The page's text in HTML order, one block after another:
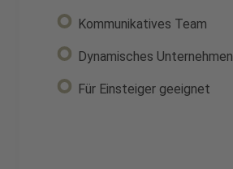
Kommunikatives Team
Dynamisches Unternehmen
Für Einsteiger geeignet